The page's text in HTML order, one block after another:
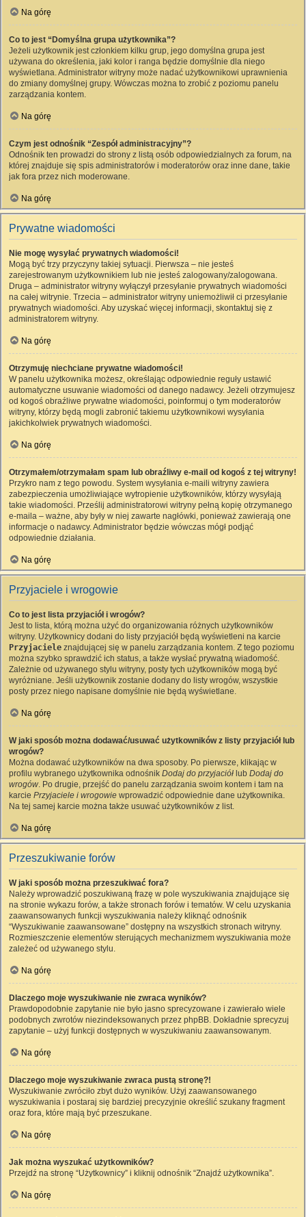
Na górę
Co to jest “Domyślna grupa użytkownika”?
Jeżeli użytkownik jest członkiem kilku grup, jego domyślna grupa jest
używana do określenia, jaki kolor i ranga będzie domyślnie dla niego
wyświetlana. Administrator witryny może nadać użytkownikowi uprawnienia
do zmiany domyślnej grupy. Wówczas można to zrobić z poziomu panelu
zarządzania kontem.
Na górę
Czym jest odnośnik “Zespół administracyjny”?
Odnośnik ten prowadzi do strony z listą osób odpowiedzialnych za forum, na
której znajduje się spis administratorów i moderatorów oraz inne dane, takie
jak fora przez nich moderowane.
Na górę
Prywatne wiadomości
Nie mogę wysyłać prywatnych wiadomości!
Mogą być trzy przyczyny takiej sytuacji. Pierwsza – nie jesteś
zarejestrowanym użytkownikiem lub nie jesteś zalogowany/zalogowana.
Druga – administrator witryny wyłączył przesyłanie prywatnych wiadomości
na całej witrynie. Trzecia – administrator witryny uniemożliwił ci przesyłanie
prywatnych wiadomości. Aby uzyskać więcej informacji, skontaktuj się z
administratorem witryny.
Na górę
Otrzymuję niechciane prywatne wiadomości!
W panelu użytkownika możesz, określając odpowiednie reguły ustawić
automatyczne usuwanie wiadomości od danego nadawcy. Jeżeli otrzymujesz
od kogoś obraźliwe prywatne wiadomości, poinformuj o tym moderatorów
witryny, którzy będą mogli zabronić takiemu użytkownikowi wysyłania
jakichkolwiek prywatnych wiadomości.
Na górę
Otrzymałem/otrzymałam spam lub obraźliwy e-mail od kogoś z tej witryny!
Przykro nam z tego powodu. System wysyłania e-maili witryny zawiera
zabezpieczenia umożliwiające wytropienie użytkowników, którzy wysyłają
takie wiadomości. Prześlij administratorowi witryny pełną kopię otrzymanego
e-maila – ważne, aby były w niej zawarte nagłówki, ponieważ zawierają one
informacje o nadawcy. Administrator będzie wówczas mógł podjąć
odpowiednie działania.
Na górę
Przyjaciele i wrogowie
Co to jest lista przyjaciół i wrogów?
Jest to lista, którą można użyć do organizowania różnych użytkowników
witryny. Użytkownicy dodani do listy przyjaciół będą wyświetleni na karcie
Przyjaciele znajdującej się w panelu zarządzania kontem. Z tego poziomu
można szybko sprawdzić ich status, a także wysłać prywatną wiadomość.
Zależnie od używanego stylu witryny, posty tych użytkowników mogą być
wyróżniane. Jeśli użytkownik zostanie dodany do listy wrogów, wszystkie
posty przez niego napisane domyślnie nie będą wyświetlane.
Na górę
W jaki sposób można dodawać/usuwać użytkowników z listy przyjaciół lub
wrogów?
Można dodawać użytkowników na dwa sposoby. Po pierwsze, klikając w
profilu wybranego użytkownika odnośnik Dodaj do przyjaciół lub Dodaj do
wrogów. Po drugie, przejść do panelu zarządzania swoim kontem i tam na
karcie Przyjaciele i wrogowie wprowadzić odpowiednie dane użytkownika.
Na tej samej karcie można także usuwać użytkowników z list.
Na górę
Przeszukiwanie forów
W jaki sposób można przeszukiwać fora?
Należy wprowadzić poszukiwaną frazę w pole wyszukiwania znajdujące się
na stronie wykazu forów, a także stronach forów i tematów. W celu uzyskania
zaawansowanych funkcji wyszukiwania należy kliknąć odnośnik
“Wyszukiwanie zaawansowane” dostępny na wszystkich stronach witryny.
Rozmieszczenie elementów sterujących mechanizmem wyszukiwania może
zależeć od używanego stylu.
Na górę
Dlaczego moje wyszukiwanie nie zwraca wyników?
Prawdopodobnie zapytanie nie było jasno sprecyzowane i zawierało wiele
podobnych zwrotów niezindeksowanych przez phpBB. Dokładnie sprecyzuj
zapytanie – użyj funkcji dostępnych w wyszukiwaniu zaawansowanym.
Na górę
Dlaczego moje wyszukiwanie zwraca pustą stronę?!
Wyszukiwanie zwróciło zbyt dużo wyników. Użyj zaawansowanego
wyszukiwania i postaraj się bardziej precyzyjnie określić szukany fragment
oraz fora, które mają być przeszukane.
Na górę
Jak można wyszukać użytkowników?
Przejdź na stronę “Użytkownicy” i kliknij odnośnik “Znajdź użytkownika”.
Na górę